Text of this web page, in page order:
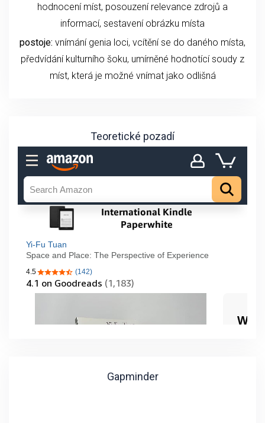
hodnocení míst, posouzení relevance zdrojů a
informací, sestavení obrázku místa
postoje: vnímání genia loci, vcítění se do daného místa,
předvídání kulturního šoku, umírněné hodnotící soudy z
míst, která je možné vnímat jako odlišná
Teoretické pozadí
Gapminder